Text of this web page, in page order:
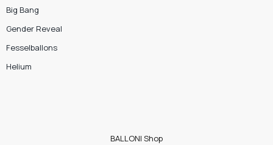
Big Bang
Gender Reveal
Fesselballons
Helium
BALLONI Shop